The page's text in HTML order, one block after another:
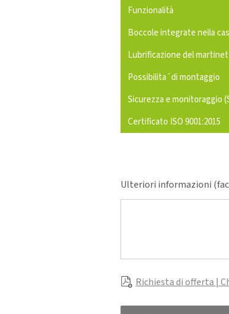
Funzionalità
Boccole integrate nella
Lubrificazione del
Possibilita´di montaggio
Sicurezza e monitoraggio
Certificato ISO 9001:2015
Ulteriori informazioni
Richiesta di offerta |